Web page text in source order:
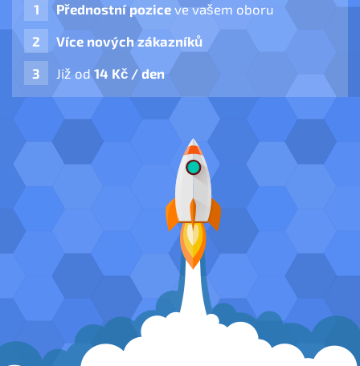
Přednostní pozice ve vašem oboru
Více nových zákazníků
Již od14 Kč / den